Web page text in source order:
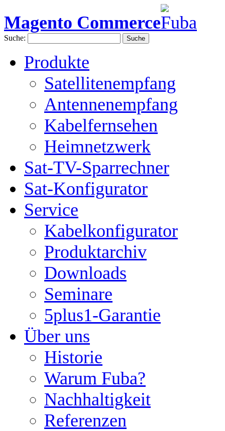
Magento Commerce
Suche: Suche
Produkte
Satellitenempfang
Antennenempfang
Kabelfernsehen
Heimnetzwerk
Sat-TV-Sparrechner
Sat-Konfigurator
Service
Kabelkonfigurator
Produktarchiv
Downloads
Seminare
5plus1-Garantie
Über uns
Historie
Warum Fuba?
Nachhaltigkeit
Referenzen